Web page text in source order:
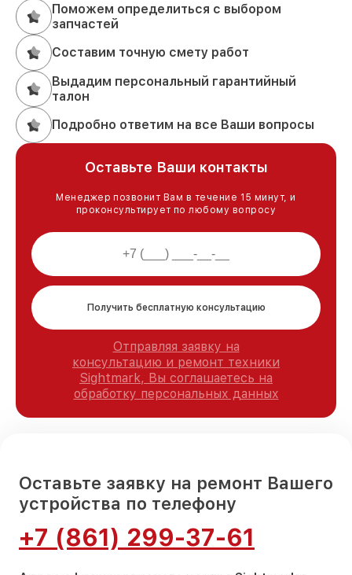
Поможем определиться с выбором
запчастей
Составим точную смету работ
Выдадим персональный гарантийный
талон
Подробно ответим на все Ваши вопросы
Оставьте Ваши контакты
Менеджер позвонит Вам в течение 15 минут, и
проконсультирует по любому вопросу
Получить бесплатную консультацию
Отправляя заявку на
консультацию и ремонт техники
Sightmark, Вы соглашаетесь на
обработку персональных данных
Оставьте заявку на ремонт Вашего
устройства по телефону
+7 (861) 299-37-61